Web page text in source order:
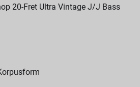
20-Fret Ultra Vintage J/J Bass